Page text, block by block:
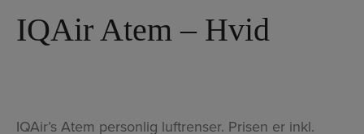
IQAir Atem – Hvid
IQAir’s Atem personlig luftrenser. Prisen er inkl.